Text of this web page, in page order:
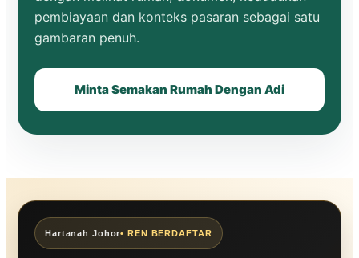
pembiayaan dan konteks pasaran sebagai satu
gambaran penuh.
Minta Semakan Rumah Dengan Adi
Hartanah Johor• REN BERDAFTAR